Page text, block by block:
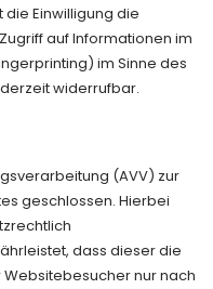
die Einwilligung die
auf Informationen im
im Sinne des
widerrufbar.
(AVV) zur
geschlossen. Hierbei
dass dieser die
nur nach